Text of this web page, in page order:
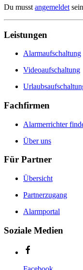
Du musst angemeldet
Leistungen
Alarmaufschaltung
Videoaufschaltung
Fachfirmen
Alarmerrichter
Über uns
Für Partner
Übersicht
Partnerzugang
Alarmportal
Soziale Medien